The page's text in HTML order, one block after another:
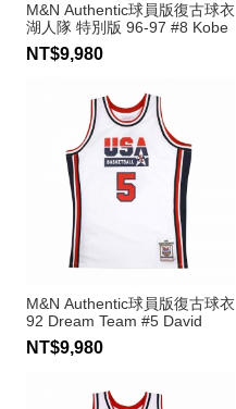
M&N Authentic球員版復古球衣
湖人隊 特別版 96-97 #8 Kobe
Bryant
NT$9,980
M&N Authentic球員版復古球衣
92 Dream Team #5 David
Robinson
NT$9,980